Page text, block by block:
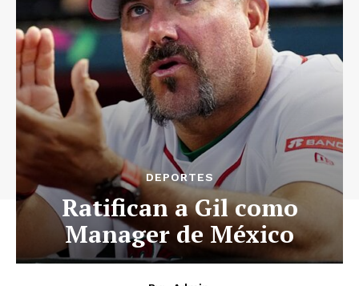
DEPORTES
Ratifican a Gil como
Manager de México